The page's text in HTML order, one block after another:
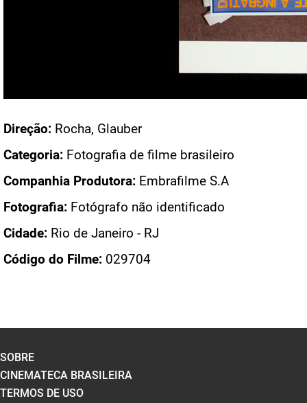
Direção: Rocha, Glauber
Categoria: Fotografia de filme brasileiro
Companhia Produtora: Embrafilme S.A
Fotografia: Fotógrafo não identificado
Cidade: Rio de Janeiro - RJ
Código do Filme: 029704
SOBRE
CINEMATECA BRASILEIRA
TERMOS DE USO